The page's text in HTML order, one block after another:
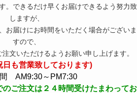
。できるだけ早くお届けできるよう努力致
しますが、
お届けにお時間をいただく場合がございま
すので、
文いただけるようお願い申し上げます。
日も営業致しております)
AM9:30～PM7:30
ご注文は２４時間受けたまわってお